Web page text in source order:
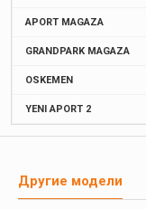
APORT MAGAZA
GRANDPARK MAGAZA
OSKEMEN
YENI APORT 2
Другие модели